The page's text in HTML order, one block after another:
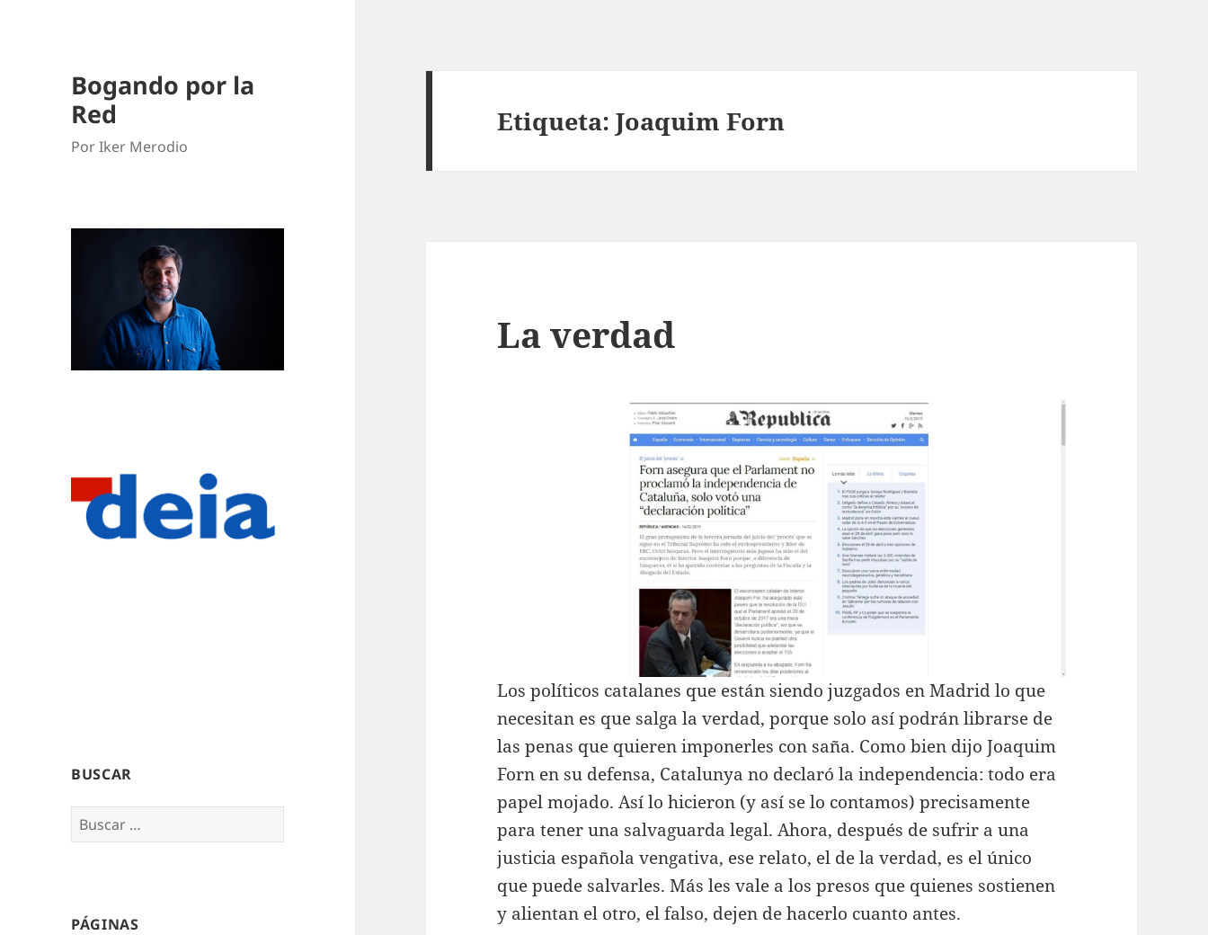
Bogando por la
Red
Por Iker Merodio
BUSCAR
Buscar:
PÁGINAS
Etiqueta:Joaquim Forn
La verdad
Los políticos catalanes que están siendo juzgados en Madrid lo que
necesitan es que salga la verdad, porque solo así podrán librarse de
las penas que quieren imponerles con saña. Como bien dijo Joaquim
Forn en su defensa, Catalunya no declaró la independencia: todo era
papel mojado. Así lo hicieron (y así se lo contamos) precisamente
para tener una salvaguarda legal. Ahora, después de sufrir a una
justicia española vengativa, ese relato, el de la verdad, es el único
que puede salvarles. Más les vale a los presos que quienes sostienen
y alientan el otro, el falso, dejen de hacerlo cuanto antes.